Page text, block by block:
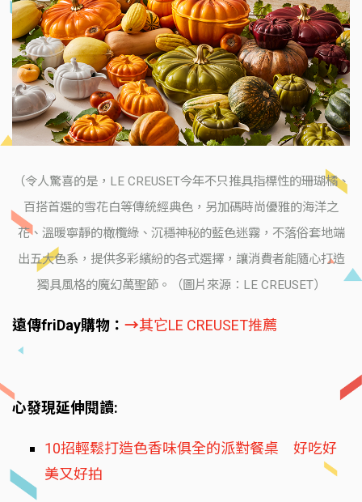
（令人驚喜的是，LE CREUSET今年不只推具指標性的珊瑚橘、
百搭首選的雪花白等傳統經典色，另加碼時尚優雅的海洋之
花、溫暖寧靜的橄欖綠、沉穩神秘的藍色迷霧，不落俗套地端
出五大色系，提供多彩繽紛的各式選擇，讓消費者能隨心打造
獨具風格的魔幻萬聖節。（圖片來源：LE CREUSET）
遠傳friDay購物： →其它LE CREUSET推薦
心發現延伸閱讀:
10招輕鬆打造色香味俱全的派對餐桌 好吃好
美又好拍